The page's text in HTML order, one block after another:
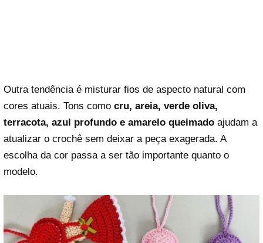
Outra tendência é misturar fios de aspecto natural com
cores atuais. Tons como cru, areia, verde oliva,
terracota, azul profundo e amarelo queimado ajudam a
atualizar o crochê sem deixar a peça exagerada. A
escolha da cor passa a ser tão importante quanto o
modelo.